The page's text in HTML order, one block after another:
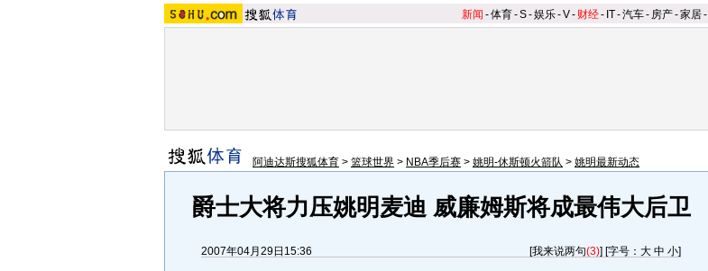
新闻 -体育-S-娱乐-V- 财经- IT-汽车- 房产-家居-
阿迪达斯搜狐体育 > 篮球世界 > NBA季后赛 > 姚明-休斯顿火箭队 > 姚明最新动态
爵士大将力压姚明麦迪 威廉姆斯将成最伟大后卫
2007年04月29日15:36 [我来说两句(3)] [字号： 大 中 小]